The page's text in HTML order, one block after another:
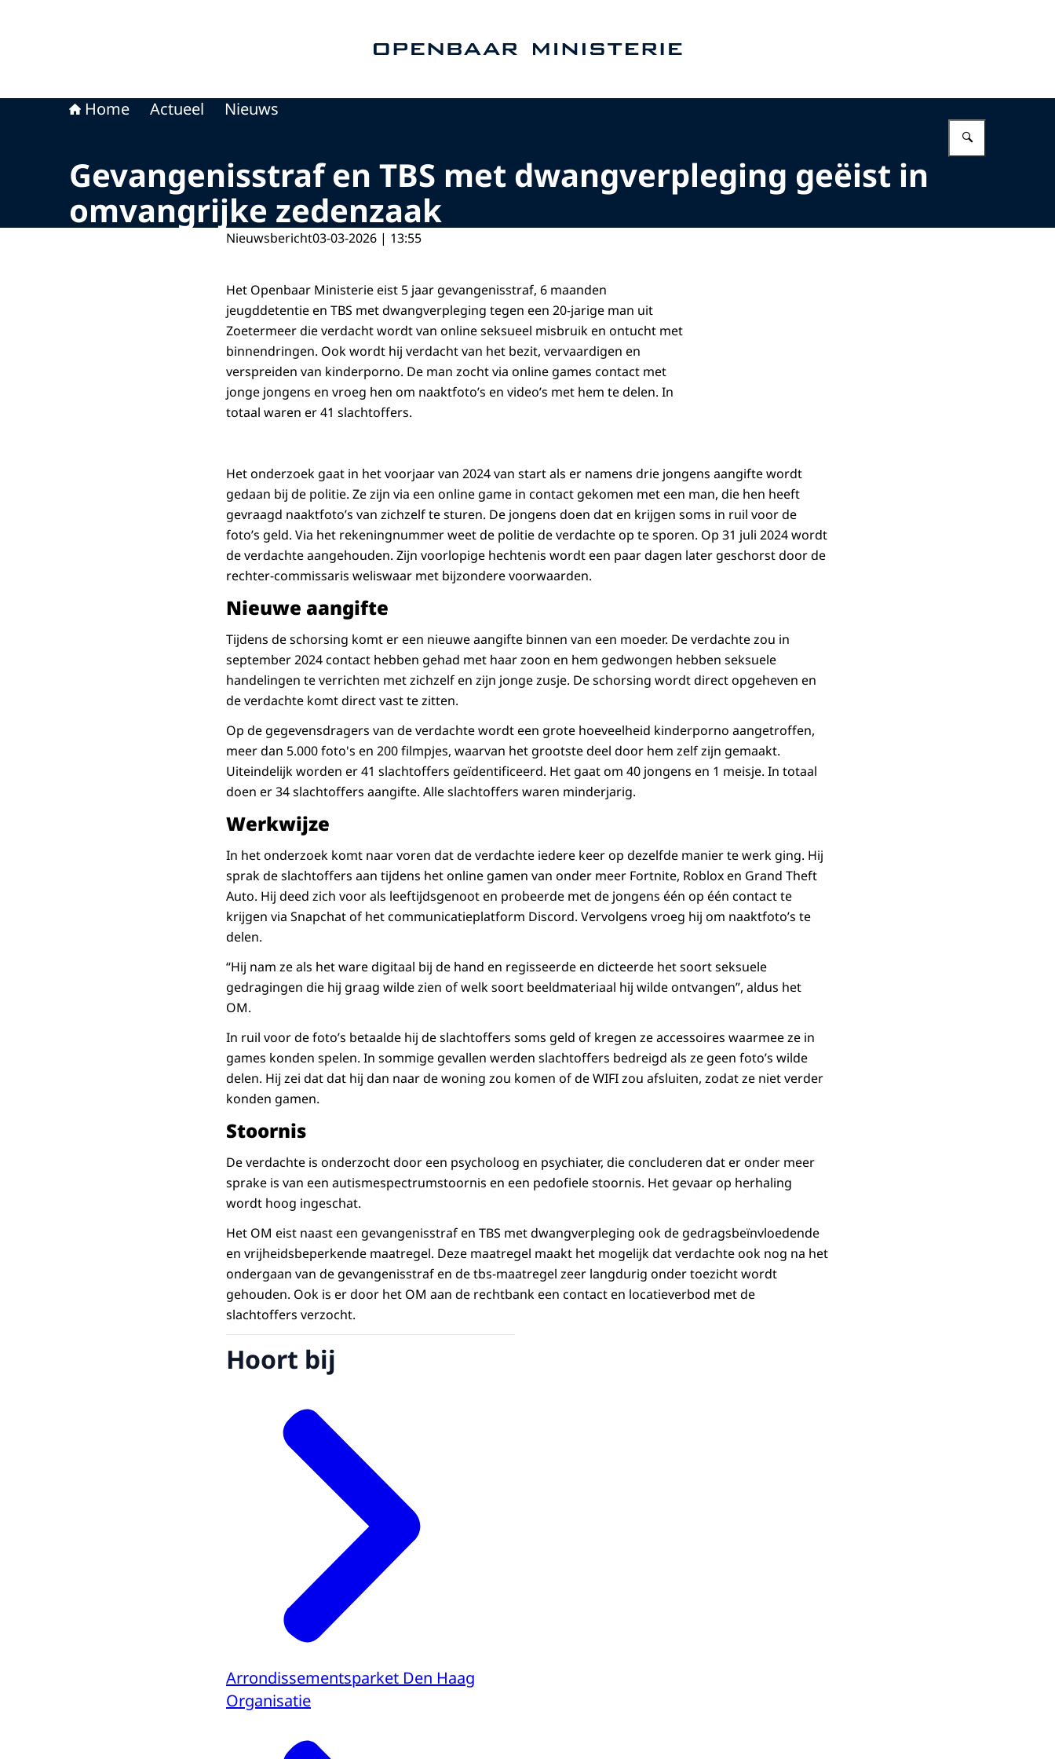
Home Actueel Nieuws
Gevangenisstraf en TBS met dwangverpleging geëist in
omvangrijke zedenzaak
Nieuwsbericht03-03-2026 | 13:55
Het Openbaar Ministerie eist 5 jaar gevangenisstraf, 6 maanden
jeugddetentie en TBS met dwangverpleging tegen een 20-jarige man uit
Zoetermeer die verdacht wordt van online seksueel misbruik en ontucht met
binnendringen. Ook wordt hij verdacht van het bezit, vervaardigen en
verspreiden van kinderporno. De man zocht via online games contact met
jonge jongens en vroeg hen om naaktfoto’s en video’s met hem te delen. In
totaal waren er 41 slachtoffers.
Het onderzoek gaat in het voorjaar van 2024 van start als er namens drie jongens aangifte wordt
gedaan bij de politie. Ze zijn via een online game in contact gekomen met een man, die hen heeft
gevraagd naaktfoto’s van zichzelf te sturen. De jongens doen dat en krijgen soms in ruil voor de
foto’s geld. Via het rekeningnummer weet de politie de verdachte op te sporen. Op 31 juli 2024 wordt
de verdachte aangehouden. Zijn voorlopige hechtenis wordt een paar dagen later geschorst door de
rechter-commissaris weliswaar met bijzondere voorwaarden.
Nieuwe aangifte
Tijdens de schorsing komt er een nieuwe aangifte binnen van een moeder. De verdachte zou in
september 2024 contact hebben gehad met haar zoon en hem gedwongen hebben seksuele
handelingen te verrichten met zichzelf en zijn jonge zusje. De schorsing wordt direct opgeheven en
de verdachte komt direct vast te zitten.
Op de gegevensdragers van de verdachte wordt een grote hoeveelheid kinderporno aangetroffen,
meer dan 5.000 foto's en 200 filmpjes, waarvan het grootste deel door hem zelf zijn gemaakt.
Uiteindelijk worden er 41 slachtoffers geïdentificeerd. Het gaat om 40 jongens en 1 meisje. In totaal
doen er 34 slachtoffers aangifte. Alle slachtoffers waren minderjarig.
Werkwijze
In het onderzoek komt naar voren dat de verdachte iedere keer op dezelfde manier te werk ging. Hij
sprak de slachtoffers aan tijdens het online gamen van onder meer Fortnite, Roblox en Grand Theft
Auto. Hij deed zich voor als leeftijdsgenoot en probeerde met de jongens één op één contact te
krijgen via Snapchat of het communicatieplatform Discord. Vervolgens vroeg hij om naaktfoto’s te
delen.
“Hij nam ze als het ware digitaal bij de hand en regisseerde en dicteerde het soort seksuele
gedragingen die hij graag wilde zien of welk soort beeldmateriaal hij wilde ontvangen”, aldus het
OM.
In ruil voor de foto’s betaalde hij de slachtoffers soms geld of kregen ze accessoires waarmee ze in
games konden spelen. In sommige gevallen werden slachtoffers bedreigd als ze geen foto’s wilde
delen. Hij zei dat dat hij dan naar de woning zou komen of de WIFI zou afsluiten, zodat ze niet verder
konden gamen.
Stoornis
De verdachte is onderzocht door een psycholoog en psychiater, die concluderen dat er onder meer
sprake is van een autismespectrumstoornis en een pedofiele stoornis. Het gevaar op herhaling
wordt hoog ingeschat.
Het OM eist naast een gevangenisstraf en TBS met dwangverpleging ook de gedragsbeïnvloedende
en vrijheidsbeperkende maatregel. Deze maatregel maakt het mogelijk dat verdachte ook nog na het
ondergaan van de gevangenisstraf en de tbs-maatregel zeer langdurig onder toezicht wordt
gehouden. Ook is er door het OM aan de rechtbank een contact en locatieverbod met de
slachtoffers verzocht.
Hoort bij
Arrondissementsparket Den Haag
Organisatie